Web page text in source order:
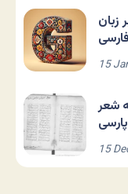
زبان
فارسی
15
شعر
پارسی
15